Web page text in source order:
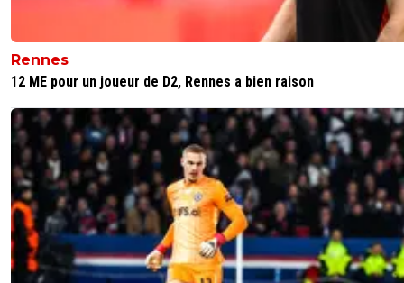
Rennes
12 ME pour un joueur de D2, Rennes a bien raison